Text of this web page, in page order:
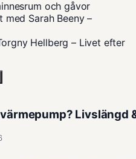
och gåvor
Sarah Beeny –
Hellberg – Livet efter
Livslängd